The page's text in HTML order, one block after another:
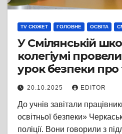
TV СЮЖЕТ ГОЛОВНЕ ОСВІТА
У Смілянській
колегіумі
урок безпеки про
людьми
20.10.2025 EDITOR
До учнів завітали
освітньої безпеки»
поліції. Вони говорили з